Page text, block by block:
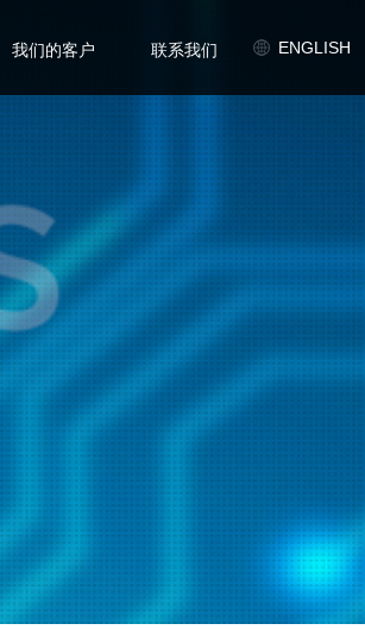
我们的客户 联系我们 ENGLISH